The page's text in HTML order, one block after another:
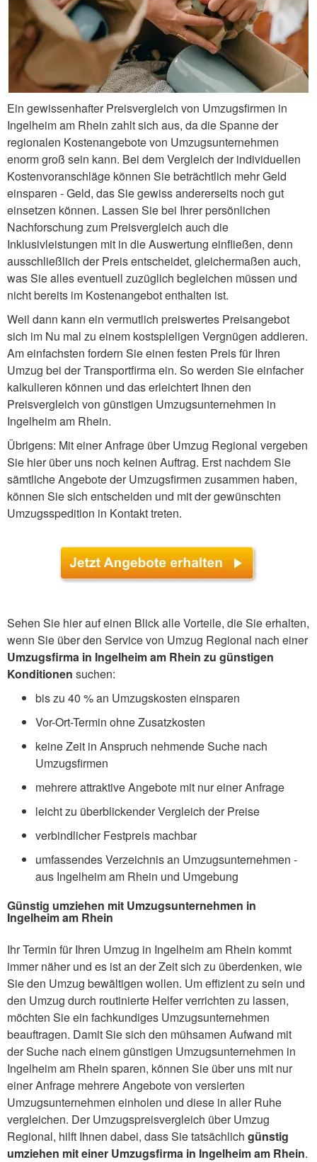
Ein gewissenhafter Preisvergleich von Umzugsfirmen in
Ingelheim am Rhein zahlt sich aus, da die Spanne der
regionalen Kostenangebote von Umzugsunternehmen
enorm groß sein kann. Bei dem Vergleich der individuellen
Kostenvoranschläge können Sie beträchtlich mehr Geld
einsparen - Geld, das Sie gewiss andererseits noch gut
einsetzen können. Lassen Sie bei Ihrer persönlichen
Nachforschung zum Preisvergleich auch die
Inklusivleistungen mit in die Auswertung einfließen, denn
ausschließlich der Preis entscheidet, gleichermaßen auch,
was Sie alles eventuell zuzüglich begleichen müssen und
nicht bereits im Kostenangebot enthalten ist.
Weil dann kann ein vermutlich preiswertes Preisangebot
sich im Nu mal zu einem kostspieligen Vergnügen addieren.
Am einfachsten fordern Sie einen festen Preis für Ihren
Umzug bei der Transportfirma ein. So werden Sie einfacher
kalkulieren können und das erleichtert Ihnen den
Preisvergleich von günstigen Umzugsunternehmen in
Ingelheim am Rhein.
Übrigens: Mit einer Anfrage über Umzug Regional vergeben
Sie hier über uns noch keinen Auftrag. Erst nachdem Sie
sämtliche Angebote der Umzugsfirmen zusammen haben,
können Sie sich entscheiden und mit der gewünschten
Umzugsspedition in Kontakt treten.
Sehen Sie hier auf einen Blick alle Vorteile, die Sie erhalten,
wenn Sie über den Service von Umzug Regional nach einer
Umzugsfirma in Ingelheim am Rhein zu günstigen
Konditionen suchen:
bis zu 40 % an Umzugskosten einsparen
Vor-Ort-Termin ohne Zusatzkosten
keine Zeit in Anspruch nehmende Suche nach
Umzugsfirmen
mehrere attraktive Angebote mit nur einer Anfrage
leicht zu überblickender Vergleich der Preise
verbindlicher Festpreis machbar
umfassendes Verzeichnis an Umzugsunternehmen -
aus Ingelheim am Rhein und Umgebung
Günstig umziehen mit Umzugsunternehmen in
Ingelheim am Rhein
Ihr Termin für Ihren Umzug in Ingelheim am Rhein kommt
immer näher und es ist an der Zeit sich zu überdenken, wie
Sie den Umzug bewältigen wollen. Um effizient zu sein und
den Umzug durch routinierte Helfer verrichten zu lassen,
möchten Sie ein fachkundiges Umzugsunternehmen
beauftragen. Damit Sie sich den mühsamen Aufwand mit
der Suche nach einem günstigen Umzugsunternehmen in
Ingelheim am Rhein sparen, können Sie über uns mit nur
einer Anfrage mehrere Angebote von versierten
Umzugsunternehmen einholen und diese in aller Ruhe
vergleichen. Der Umzugspreisvergleich über Umzug
Regional, hilft Ihnen dabei, dass Sie tatsächlich günstig
umziehen mit einer Umzugsfirma in Ingelheim am Rhein.